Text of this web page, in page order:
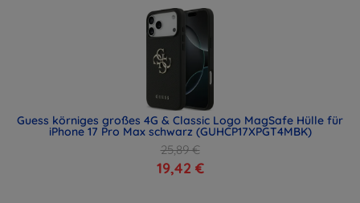
Guess körniges großes 4G & Classic Logo MagSafe Hülle für
iPhone 17 Pro Max schwarz (GUHCP17XPGT4MBK)
25,89 €
19,42 €